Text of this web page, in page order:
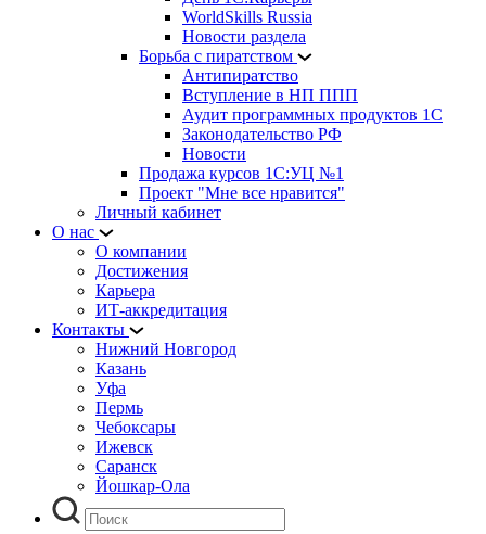
WorldSkills Russia
Новости раздела
Борьба с пиратством
Антипиратство
Вступление в НП ППП
Аудит программных продуктов 1С
Законодательство РФ
Новости
Продажа курсов 1С:УЦ №1
Проект "Мне все нравится"
Личный кабинет
О нас
О компании
Достижения
Карьера
ИТ-аккредитация
Контакты
Нижний Новгород
Казань
Уфа
Пермь
Чебоксары
Ижевск
Саранск
Йошкар-Ола